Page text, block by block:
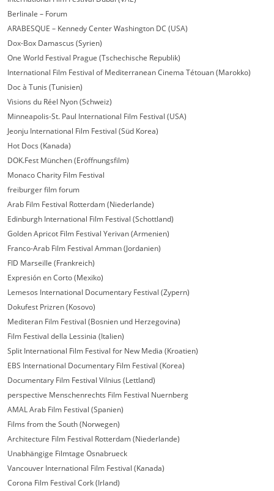
Berlinale – Forum
ARABESQUE – Kennedy Center Washington DC (USA)
Dox-Box Damascus (Syrien)
One World Festival Prague (Tschechische Republik)
International Film Festival of Mediterranean Cinema Tétouan (Marokko)
Doc à Tunis (Tunisien)
Visions du Réel Nyon (Schweiz)
Minneapolis-St. Paul International Film Festival (USA)
Jeonju International Film Festival (Süd Korea)
Hot Docs (Kanada)
DOK.Fest München (Eröffnungsfilm)
Monaco Charity Film Festival
freiburger film forum
Arab Film Festival Rotterdam (Niederlande)
Edinburgh International Film Festival (Schottland)
Golden Apricot Film Festival Yerivan (Armenien)
Franco-Arab Film Festival Amman (Jordanien)
FID Marseille (Frankreich)
Expresión en Corto (Mexiko)
Lemesos International Documentary Festival (Zypern)
Dokufest Prizren (Kosovo)
Mediteran Film Festival (Bosnien und Herzegovina)
Film Festival della Lessinia (Italien)
Split International Film Festival for New Media (Kroatien)
EBS International Documentary Film Festival (Korea)
Documentary Film Festival Vilnius (Lettland)
perspective Menschenrechts Film Festival Nuernberg
AMAL Arab Film Festival (Spanien)
Films from the South (Norwegen)
Architecture Film Festival Rotterdam (Niederlande)
Unabhängige Filmtage Osnabrueck
Vancouver International Film Festival (Kanada)
Corona Film Festival Cork (Irland)